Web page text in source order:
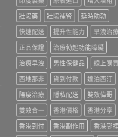
壯陽藥
壯陽補腎
延時助勃
快速配送
提升性能力
早洩治療
正品保證
治療勃起功能障礙
治療早洩
男性保健品
線上購買
西地那非
貨到付款
達泊西汀
陽痿治療
隱私配送
雙效偉哥
雙效合一
香港價格
香港分享
香港到付
香港副作用
香港哪